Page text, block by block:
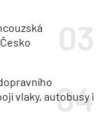
vlaky, autobusy i